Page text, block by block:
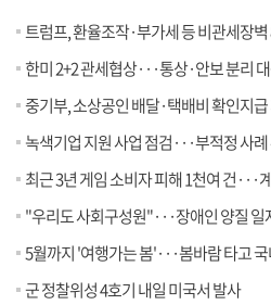
트럼프, 환율조작·부가세 등 비관세장벽
한미 2+2 관세협상···통상·안보 분리
중기부, 소상공인 배달·택배비 확인지급
녹색기업 지원 사업 점검···부적정 사
최근 3년 게임 소비자 피해 1천여 건···계약
"우리도 사회구성원"···장애인 양질 일
5월까지 '여행가는 봄'···봄바람 타고
군 정찰위성 4호기 내일 미국서 발사